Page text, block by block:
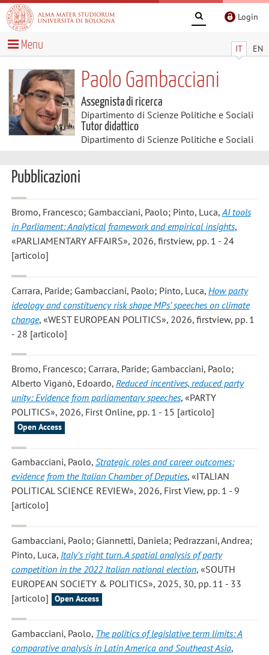
Login
IT EN
Menu
Paolo Gambacciani
Assegnista di ricerca
Dipartimento di Scienze Politiche e Sociali
Tutor didattico
Dipartimento di Scienze Politiche e Sociali
Pubblicazioni
Bromo, Francesco; Gambacciani, Paolo; Pinto, Luca,AI tools
in Parliament: Analytical framework and empirical insights,
«PARLIAMENTARY AFFAIRS», 2026, firstview, pp. 1 - 24
[articolo]
Carrara, Paride; Gambacciani, Paolo; Pinto, Luca, How party
ideology and constituency risk shape MPs’ speeches on climate
change, «WEST EUROPEAN POLITICS», 2026, firstview, pp. 1
- 28 [articolo]
Bromo, Francesco; Carrara, Paride; Gambacciani, Paolo;
Alberto Viganò, Edoardo, Reduced incentives, reduced party
unity: Evidence from parliamentary speeches, «PARTY
POLITICS», 2026, First Online, pp. 1 - 15 [articolo]
Open Access
Gambacciani, Paolo, Strategic roles and career outcomes:
evidence from the Italian Chamber of Deputies, «ITALIAN
POLITICAL SCIENCE REVIEW», 2026, First View, pp. 1 - 9
[articolo]
Gambacciani, Paolo; Giannetti, Daniela; Pedrazzani, Andrea;
Pinto, Luca, Italy’s right turn. A spatial analysis of party
competition in the 2022 Italian national election, «SOUTH
EUROPEAN SOCIETY & POLITICS», 2025, 30, pp. 11 - 33
[articolo]
Open Access
Gambacciani, Paolo, The politics of legislative term limits: A
comparative analysis in Latin America and Southeast Asia,